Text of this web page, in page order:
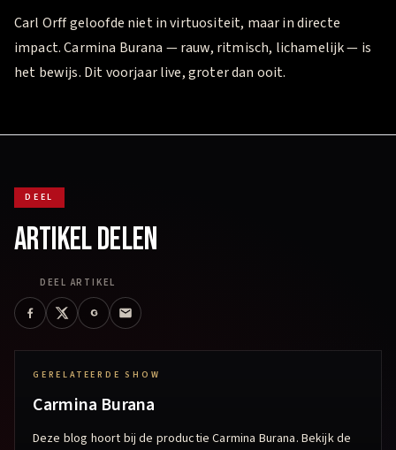
Carl Orff geloofde niet in virtuositeit, maar in directe
impact. Carmina Burana — rauw, ritmisch, lichamelijk — is
het bewijs. Dit voorjaar live, groter dan ooit.
DEEL
ARTIKEL DELEN
DEEL ARTIKEL
GERELATEERDE SHOW
Carmina Burana
Deze blog hoort bij de productieCarmina Burana. Bekijk de